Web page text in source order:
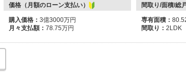
価格（月額のローン支払い） 間取り/面積/総
購入価格： 3億3000万円
月々支払額： 78.75万円
専有面積：
間取り： 2LDK